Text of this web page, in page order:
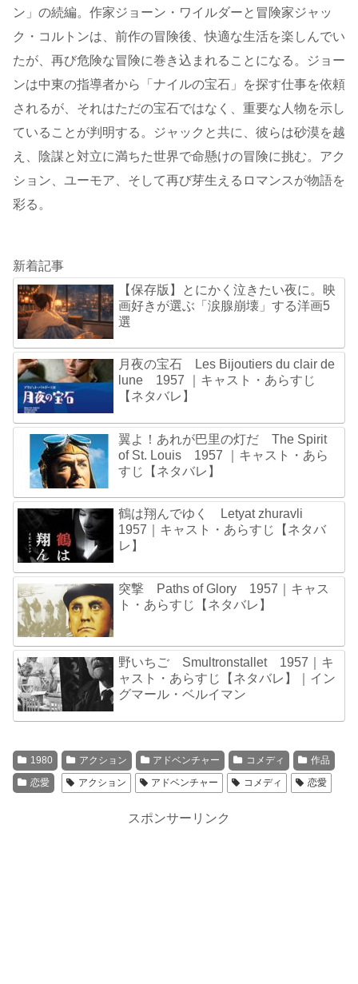
ン」の続編。作家ジョーン・ワイルダーと冒険家ジャッ
ク・コルトンは、前作の冒険後、快適な生活を楽しんでい
たが、再び危険な冒険に巻き込まれることになる。ジョー
ンは中東の指導者から「ナイルの宝石」を探す仕事を依頼
されるが、それはただの宝石ではなく、重要な人物を示し
ていることが判明する。ジャックと共に、彼らは砂漠を越
え、陰謀と対立に満ちた世界で命懸けの冒険に挑む。アク
ション、ユーモア、そして再び芽生えるロマンスが物語を
彩る。
新着記事
【保存版】とにかく泣きたい夜に。映
画好きが選ぶ「涙腺崩壊」する洋画5
選
月夜の宝石 Les Bijoutiers du clair de
lune 1957 ｜キャスト・あらすじ
【ネタバレ】
翼よ！あれが巴里の灯だ The Spirit
of St. Louis 1957 ｜キャスト・あら
すじ【ネタバレ】
鶴は翔んでゆく Letyat zhuravli
1957｜キャスト・あらすじ【ネタバ
レ】
突撃 Paths of Glory 1957｜キャス
ト・あらすじ【ネタバレ】
野いちご Smultronstallet 1957｜キ
ャスト・あらすじ【ネタバレ】｜イン
グマール・ベルイマン
1980 アクション アドベンチャー コメディ
作品
恋愛
アクション アドベンチャー コメディ 恋愛
スポンサーリンク